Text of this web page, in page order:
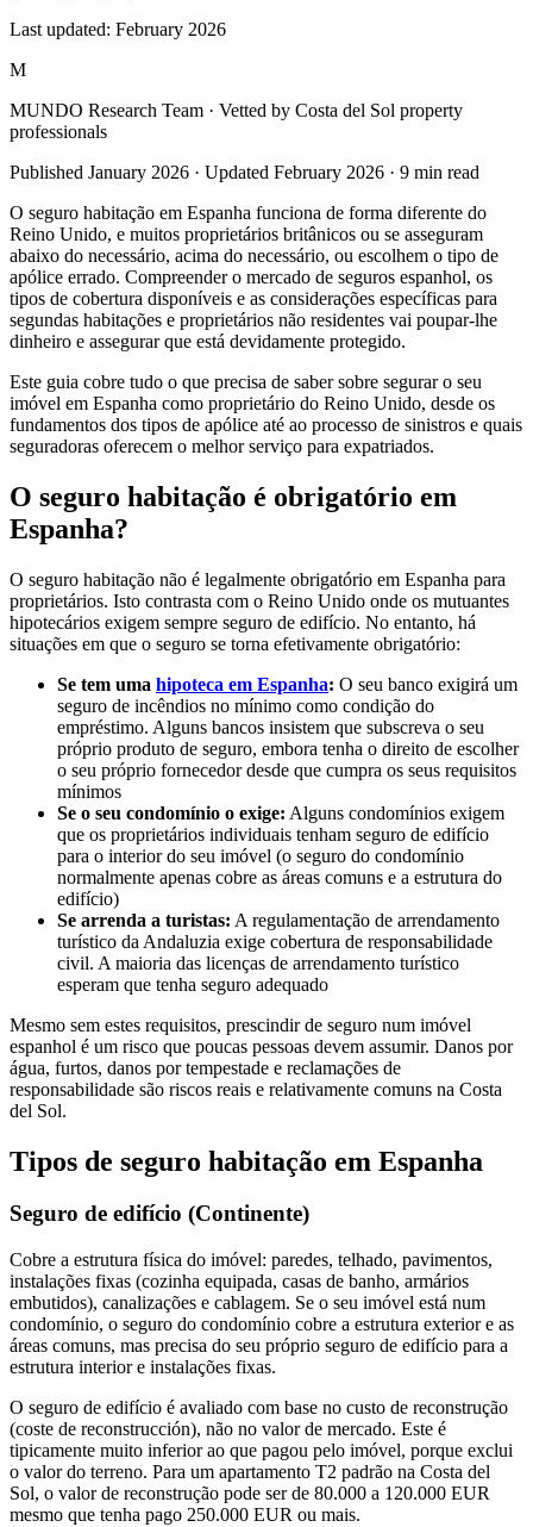
Last updated: February 2026
M
MUNDO Research Team · Vetted by Costa del Sol property
professionals
Published January 2026 · Updated February 2026 · 9 min read
O seguro habitação em Espanha funciona de forma diferente do
Reino Unido, e muitos proprietários britânicos ou se asseguram
abaixo do necessário, acima do necessário, ou escolhem o tipo de
apólice errado. Compreender o mercado de seguros espanhol, os
tipos de cobertura disponíveis e as considerações específicas para
segundas habitações e proprietários não residentes vai poupar-lhe
dinheiro e assegurar que está devidamente protegido.
Este guia cobre tudo o que precisa de saber sobre segurar o seu
imóvel em Espanha como proprietário do Reino Unido, desde os
fundamentos dos tipos de apólice até ao processo de sinistros e quais
seguradoras oferecem o melhor serviço para expatriados.
O seguro habitação é obrigatório em
Espanha?
O seguro habitação não é legalmente obrigatório em Espanha para
proprietários. Isto contrasta com o Reino Unido onde os mutuantes
hipotecários exigem sempre seguro de edifício. No entanto, há
situações em que o seguro se torna efetivamente obrigatório:
Se tem uma hipoteca em Espanha: O seu banco exigirá um
seguro de incêndios no mínimo como condição do
empréstimo. Alguns bancos insistem que subscreva o seu
próprio produto de seguro, embora tenha o direito de escolher
o seu próprio fornecedor desde que cumpra os seus requisitos
mínimos
Se o seu condomínio o exige: Alguns condomínios exigem
que os proprietários individuais tenham seguro de edifício
para o interior do seu imóvel (o seguro do condomínio
normalmente apenas cobre as áreas comuns e a estrutura do
edifício)
Se arrenda a turistas: A regulamentação de arrendamento
turístico da Andaluzia exige cobertura de responsabilidade
civil. A maioria das licenças de arrendamento turístico
esperam que tenha seguro adequado
Mesmo sem estes requisitos, prescindir de seguro num imóvel
espanhol é um risco que poucas pessoas devem assumir. Danos por
água, furtos, danos por tempestade e reclamações de
responsabilidade são riscos reais e relativamente comuns na Costa
del Sol.
Tipos de seguro habitação em Espanha
Seguro de edifício (Continente)
Cobre a estrutura física do imóvel: paredes, telhado, pavimentos,
instalações fixas (cozinha equipada, casas de banho, armários
embutidos), canalizações e cablagem. Se o seu imóvel está num
condomínio, o seguro do condomínio cobre a estrutura exterior e as
áreas comuns, mas precisa do seu próprio seguro de edifício para a
estrutura interior e instalações fixas.
O seguro de edifício é avaliado com base no custo de reconstrução
(coste de reconstrucción), não no valor de mercado. Este é
tipicamente muito inferior ao que pagou pelo imóvel, porque exclui
o valor do terreno. Para um apartamento T2 padrão na Costa del
Sol, o valor de reconstrução pode ser de 80.000 a 120.000 EUR
mesmo que tenha pago 250.000 EUR ou mais.